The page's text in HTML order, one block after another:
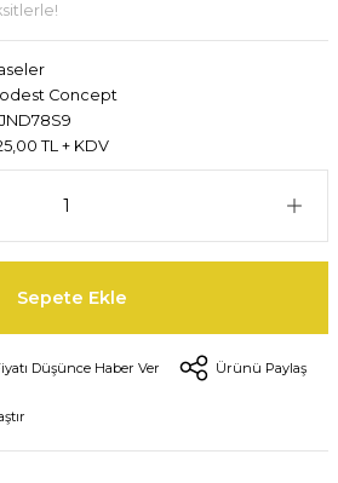
Concept
TL + KDV
Sepete Ekle
Düşünce Haber Ver Ürünü Paylaş